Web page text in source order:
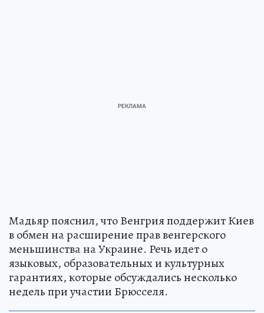
Мадьяр пояснил, что Венгрия поддержит Киев
в обмен на расширение прав венгерского
меньшинства на Украине. Речь идет о
языковых, образовательных и культурных
гарантиях, которые обсуждались несколько
недель при участии Брюсселя.